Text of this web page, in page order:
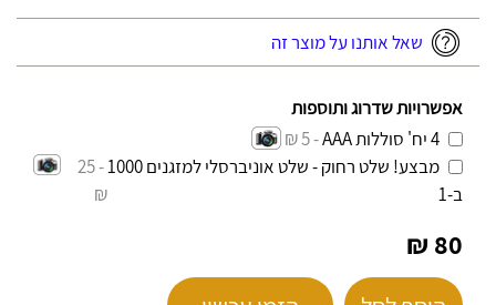
שאל אותנו על מוצר זה
אפשרויות שדרוג ותוספות
4 יח' סוללות AAA
- 5 ₪
מבצע! שלט רחוק - שלט אוניברסלי למזגנים 1000
ב-1
- 25
₪
80 ₪